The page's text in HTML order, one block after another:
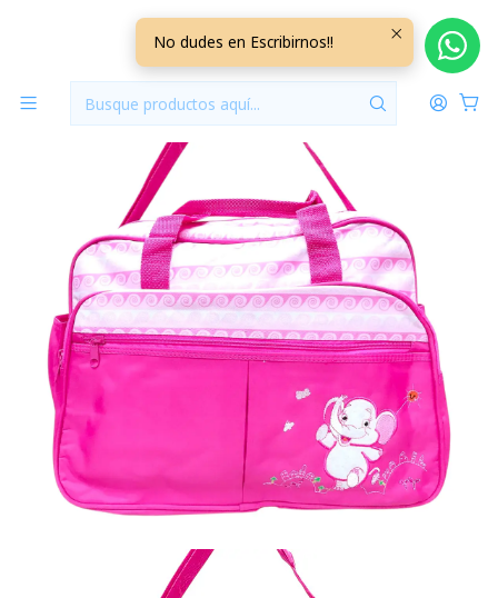
Inicio Pañaleras
Bolso Maternal Con Cambiador Fucsia Elefante
No dudes en Escribirnos!!